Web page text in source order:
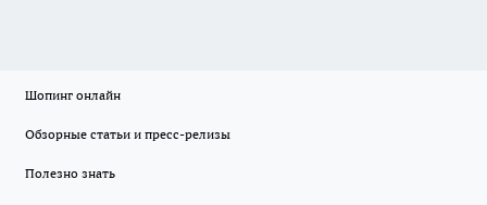
Шопинг онлайн
Обзорные статьи и пресс-релизы
Полезно знать